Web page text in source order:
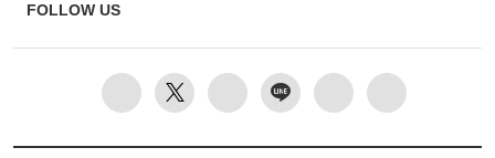
FOLLOW US